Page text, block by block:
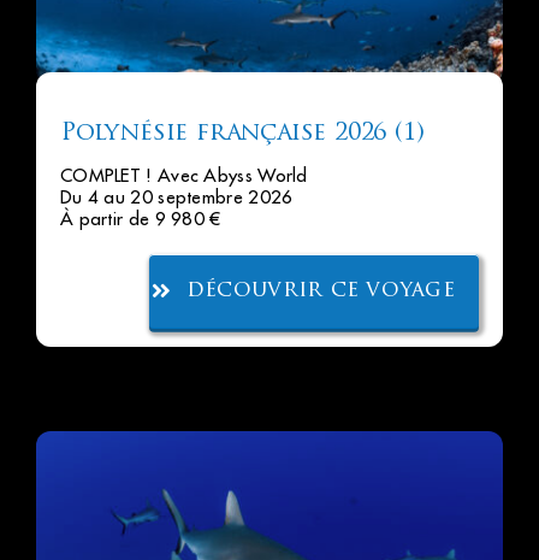
Polynésie française 2026 (1)
COMPLET ! Avec Abyss World
Du 4 au 20 septembre 2026
À partir de 9 980 €
découvrir ce voyage